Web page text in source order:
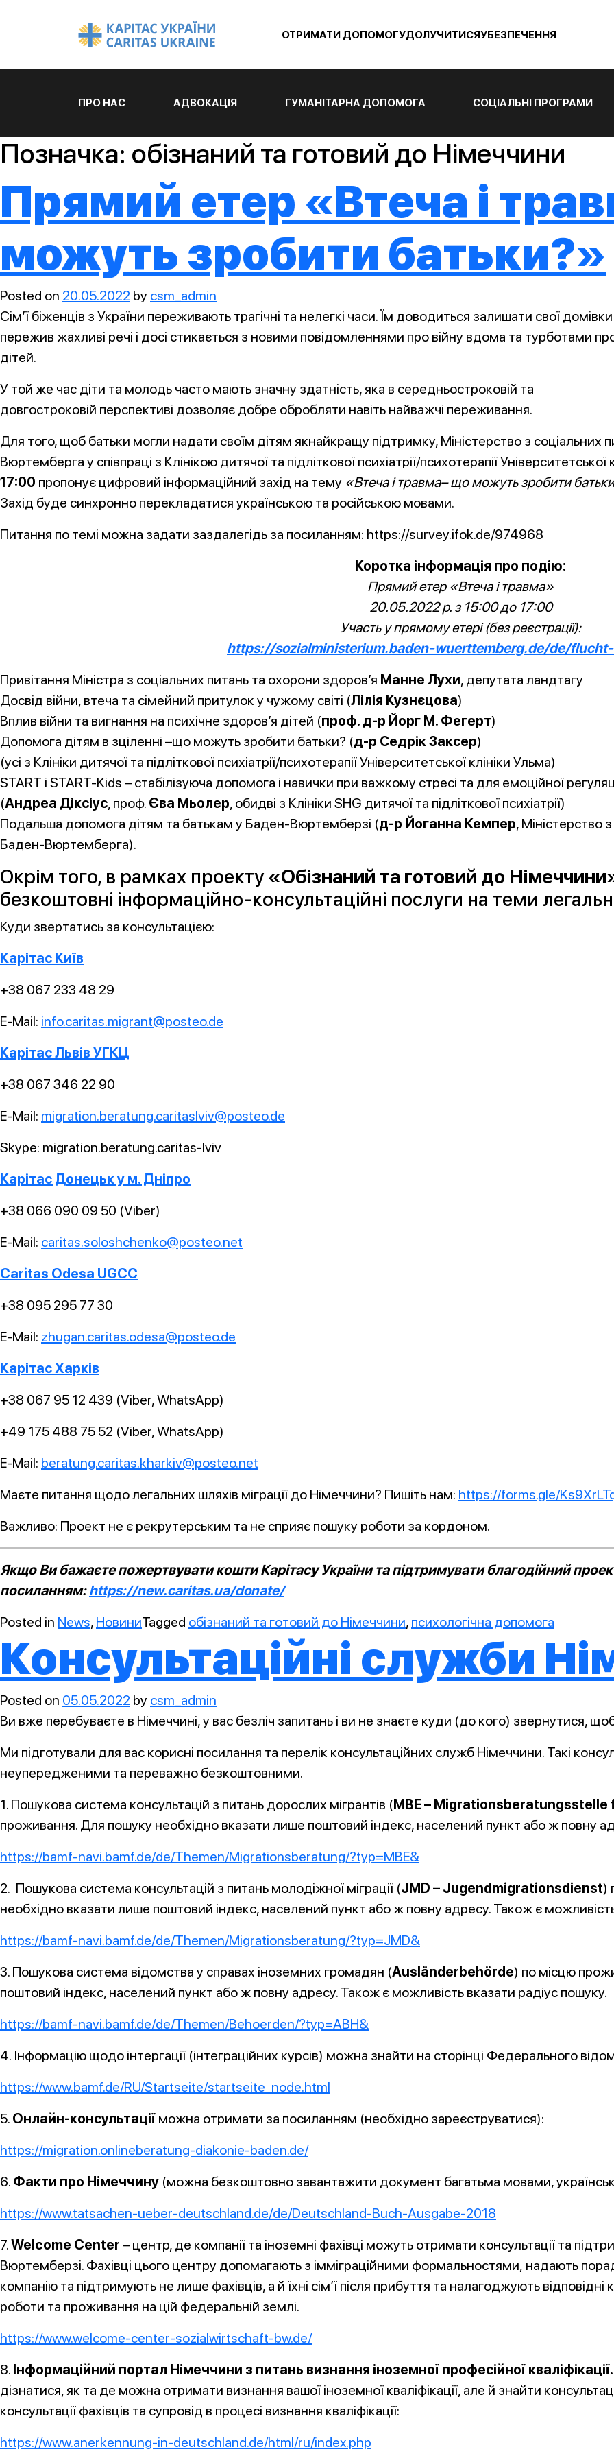
ОТРИМАТИ ДОПОМОГУДОЛУЧИТИСЯУБЕЗПЕЧЕННЯ
ПРО НАС АДВОКАЦІЯ ГУМАНІТАРНА ДОПОМОГА СОЦІАЛЬНІ ПРОГРАМИ
Позначка: обізнаний та готовий до Німеччини
Прямий етер «Втеча і
можуть зробити батьки?»
Posted on 20.05.2022 by csm_admin
Сім’ї біженців з України переживають трагічні та нелегкі часи. Їм доводиться залишати свої
пережив жахливі речі і досі стикається з новими повідомленнями про війну вдома та турботами
дітей.
У той же час діти та молодь часто мають значну здатність, яка в середньостроковій та
довгостроковій перспективі дозволяє добре обробляти навіть найважчі переживання.
Для того, щоб батьки могли надати своїм дітям якнайкращу підтримку, Міністерство з соціальних
Вюртемберга у співпраці з Клінікою дитячої та підліткової психіатрії/психотерапії
17:00 пропонує цифровий інформаційний захід на тему «Втеча і травма– що можуть зробити
Захід буде синхронно перекладатися українською та російською мовами.
Питання по темі можна задати заздалегідь за посиланням: https://survey.ifok.de/974968
Коротка інформація про подію:
Прямий етер «Втеча і травма»
20.05.2022 р. з 15:00 до 17:00
Участь у прямому етері (без реєстрації):
https://sozialministerium.baden-wuerttemberg.de/de/
Привітання Міністра з соціальних питань та охорони здоров’я Манне Лухи, депутата ландтагу
Досвід війни, втеча та сімейний притулок у чужому світі (Лілія Кузнєцова)
Вплив війни та вигнання на психічне здоров’я дітей (проф. д-р Йорг М. Фегерт)
Допомога дітям в зціленні –що можуть зробити батьки? (д-р Седрік Заксер)
(усі з Клініки дитячої та підліткової психіатрії/психотерапії Університетської клініки Ульма)
START і START-Kids – стабілізуюча допомога і навички при важкому стресі та для емоційної
(Андреа Діксіус, проф. Єва Мьолер, обидві з Клініки SHG дитячої та підліткової психіатрії)
Подальша допомога дітям та батькам у Баден-Вюртемберзі (д-р Йоганна Кемпер, Міністерство
Баден-Вюртемберга).
Окрім того, в рамках проекту «Обізнаний та готовий до
безкоштовні інформаційно-консультаційні послуги на теми
Куди звертатись за консультацією:
Карітас Київ
+38 067 233 48 29
E-Mail: info.caritas.migrant@posteo.de
Карітас Львів УГКЦ
+38 067 346 22 90
E-Mail: migration.beratung.caritaslviv@posteo.de
Skype: migration.beratung.caritas-lviv
Карітас Донецьк у м. Дніпро
+38 066 090 09 50 (Viber)
E-Mail: caritas.soloshchenko@posteo.net
Caritas Odesa UGCC
+38 095 295 77 30
E-Mail: zhugan.caritas.odesa@posteo.de
Карітас Харків
+38 067 95 12 439 (Viber, WhatsApp)
+49 175 488 75 52 (Viber, WhatsApp)
E-Mail: beratung.caritas.kharkiv@posteo.net
Маєте питання щодо легальних шляхів міграції до Німеччини? Пишіть нам: https://forms.gle/
Важливо: Проект не є рекрутерським та не сприяє пошуку роботи за кордоном.
Якщо Ви бажаєте пожертвувати кошти Карітасу України та підтримувати благодійний
посиланням:https://new.caritas.ua/donate/
Posted in News, НовиниTagged обізнаний та готовий до Німеччини, психологічна допомога
Консультаційні служби
Posted on 05.05.2022 by csm_admin
Ви вже перебуваєте в Німеччині, у вас безліч запитань і ви не знаєте куди (до кого) звернутися,
Ми підготували для вас корисні посилання та перелік консультаційних служб Німеччини. Такі
неупередженими та переважно безкоштовними.
1. Пошукова система консультацій з питань дорослих мігрантів (MBE – Migrationsberatungsstelle
проживання. Для пошуку необхідно вказати лише поштовий індекс, населений пункт або ж повну
https://bamf-navi.bamf.de/de/Themen/Migrationsberatung/?typ=MBE&
2. Пошукова система консультацій з питань молодіжної міграції (JMD – Jugendmigrationsdienst)
необхідно вказати лише поштовий індекс, населений пункт або ж повну адресу. Також є
https://bamf-navi.bamf.de/de/Themen/Migrationsberatung/?typ=JMD&
3. Пошукова система відомства у справах іноземних громадян (Ausländerbehörde) по місцю
поштовий індекс, населений пункт або ж повну адресу. Також є можливість вказати радіус пошуку.
https://bamf-navi.bamf.de/de/Themen/Behoerden/?typ=ABH&
4. Інформацію щодо інтергації (інтеграційних курсів) можна знайти на сторінці Федерального
https://www.bamf.de/RU/Startseite/startseite_node.html
5. Онлайн-консультації можна отримати за посиланням (необхідно зареєструватися):
https://migration.onlineberatung-diakonie-baden.de/
6. Факти про Німеччину (можна безкоштовно завантажити документ багатьма мовами,
https://www.tatsachen-ueber-deutschland.de/de/Deutschland-Buch-Ausgabe-2018
7.Welcome Center – центр, де компанії та іноземні фахівці можуть отримати консультації та
Вюртемберзі. Фахівці цього центру допомагають з імміграційними формальностями, надають
компанію та підтримують не лише фахівців, а й їхні сім’ї після прибуття та налагоджують
роботи та проживання на цій федеральній землі.
https://www.welcome-center-sozialwirtschaft-bw.de/
8. Інформаційний портал Німеччини з питань визнання іноземної професійної кваліфікації.
дізнатися, як та де можна отримати визнання вашої іноземної кваліфікації, але й знайти
консультації фахівців та супровід в процесі визнання кваліфікації:
https://www.anerkennung-in-deutschland.de/html/ru/index.php